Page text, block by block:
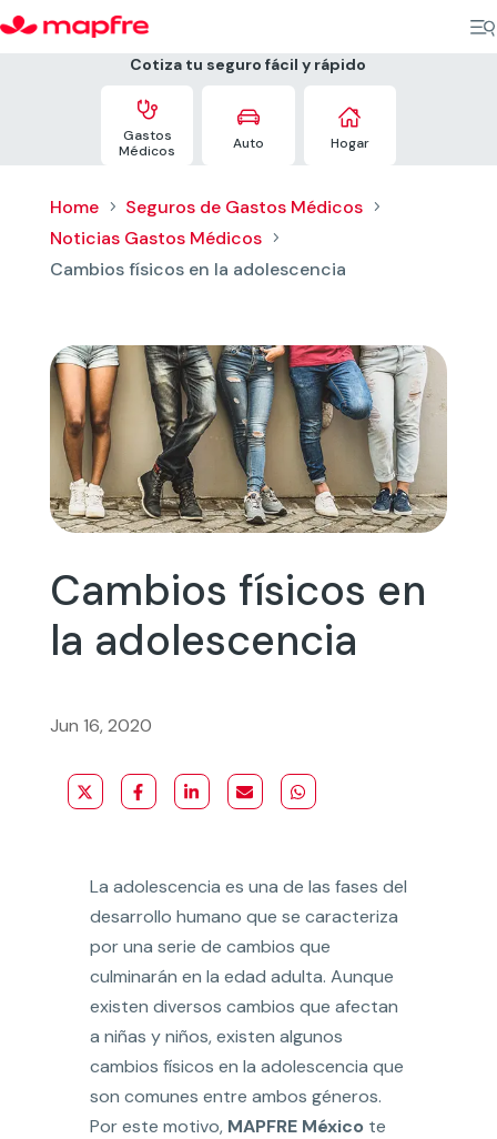
Cotiza tu seguro fácil y rápido

Gastos
Médicos

Auto

Hogar
Home 5 Seguros de Gastos Médicos 5
Noticias Gastos Médicos 5
Cambios físicos en la adolescencia
Cambios físicos en
la adolescencia
Jun 16, 2020
La adolescencia es una de las fases del
desarrollo humano que se caracteriza
por una serie de cambios que
culminarán en la edad adulta. Aunque
existen diversos cambios que afectan
a niñas y niños, existen algunos
cambios físicos en la adolescencia que
son comunes entre ambos géneros.
Por este motivo, MAPFRE México te